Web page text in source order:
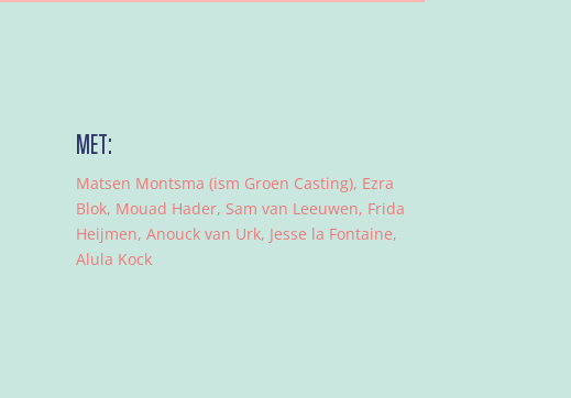
MET:
Matsen Montsma (ism Groen Casting), Ezra
Blok, Mouad Hader, Sam van Leeuwen, Frida
Heijmen, Anouck van Urk, Jesse la Fontaine,
Alula Kock